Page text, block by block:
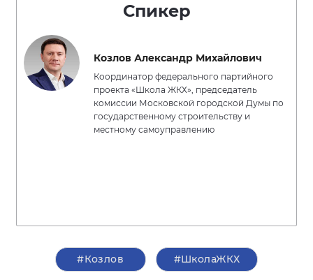
Спикер
Козлов Александр Михайлович
Координатор федерального партийного
проекта «Школа ЖКХ», председатель
комиссии Московской городской Думы по
государственному строительству и
местному самоуправлению
#Козлов #ШколаЖКХ